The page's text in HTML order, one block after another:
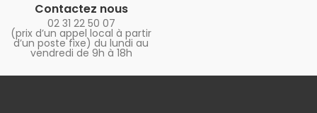
Contactez nous
02 31 22 50 07
(prix d’un appel local à partir
d’un poste fixe) du lundi au
vendredi de 9h à 18h